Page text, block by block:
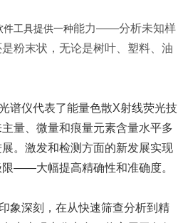
工具提供一种能力——分析未知样
粉末状，无论是树叶、塑料、油
谱仪代表了能量色散X射线荧光技
量、微量和痕量元素含量水平多
。激发和检测方面的新发展实现
——大幅提高精确性和准确度。
象深刻，在从快速筛查分析到精